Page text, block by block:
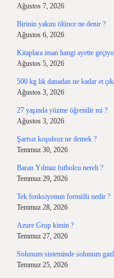
Ağustos 7, 2026
Birinin yakını ölünce ne denir ?
Ağustos 6, 2026
Kitaplara iman hangi ayette
Ağustos 5, 2026
500 kg lık danadan ne kadar et
Ağustos 3, 2026
27 yaşında yüzme öğrenilir mi ?
Ağustos 3, 2026
Şartsız koşulsuz ne demek ?
Temmuz 30, 2026
Baran Yılmaz futbolcu nereli ?
Temmuz 29, 2026
Tek fonksiyonun formülü nedir ?
Temmuz 28, 2026
Azure Grup kimin ?
Temmuz 27, 2026
Solunum sisteminde solunum
Temmuz 25, 2026